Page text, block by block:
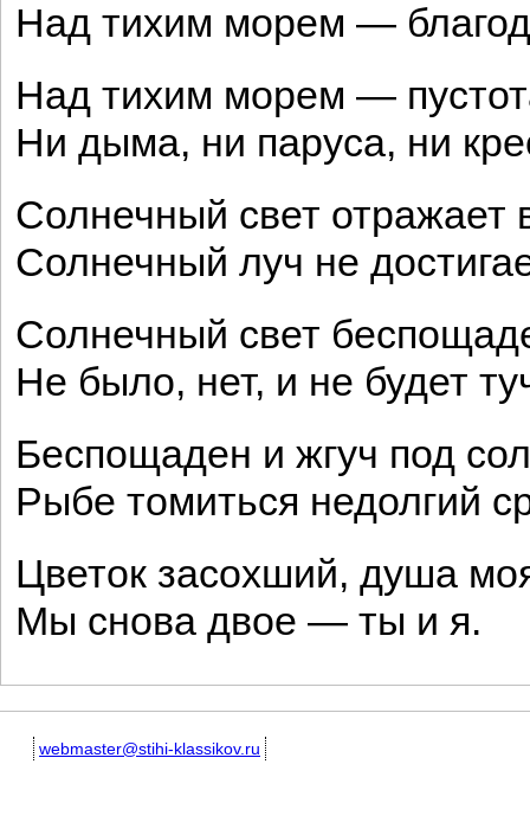
Над тихим морем —
Над тихим морем —
Ни дыма, ни паруса, ни
Солнечный свет отражает
Солнечный луч не
Солнечный свет
Не было, нет, и не будет
Беспощаден и жгуч под
Рыбе томиться недолгий
Цветок засохший, душа
Мы снова двое — ты и я.
webmaster@stihi-klassikov.ru